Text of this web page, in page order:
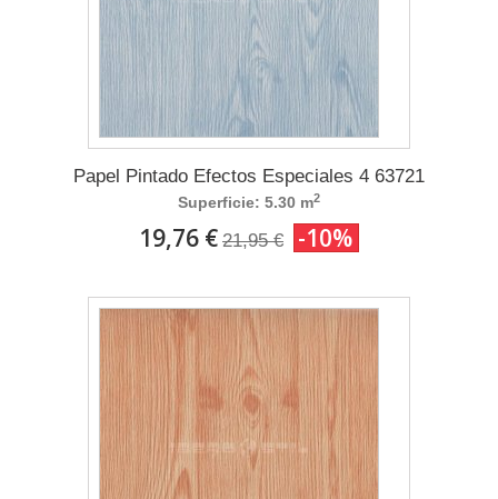
Papel Pintado Efectos Especiales 4 63721
Superficie: 5.30 m2
19,76 € 21,95 € -10%